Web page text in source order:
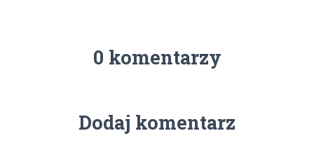
0 komentarzy
Dodaj komentarz